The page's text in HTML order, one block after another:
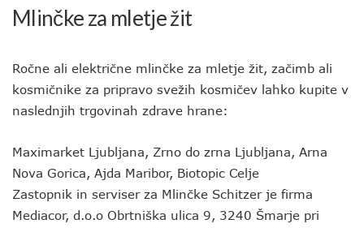
Mlinčke za mletje žit
Ročne ali električne mlinčke za mletje žit, začimb ali
kosmičnike za pripravo svežih kosmičev lahko kupite v
naslednjih trgovinah zdrave hrane:
Maximarket Ljubljana, Zrno do zrna Ljubljana, Arna
Nova Gorica, Ajda Maribor, Biotopic Celje
Zastopnik in serviser za Mlinčke Schitzer je firma
Mediacor, d.o.o Obrtniška ulica 9, 3240 Šmarje pri